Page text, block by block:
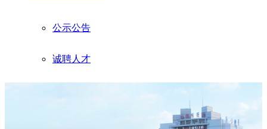
公示公告
诚聘人才